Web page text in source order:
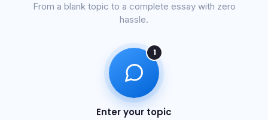
From a blank topic to a complete essay with zero
hassle.
1
Enter your topic